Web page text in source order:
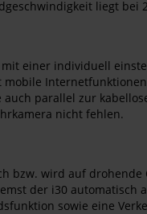
liegt bei
einer individuell
parallel zur
nicht fehlen.
bzw. wird auf drohende
der i30 automatisch
sowie eine